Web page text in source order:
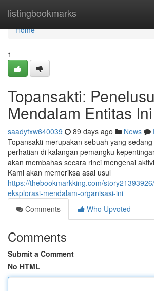
listingbookmarks
Home
Home
1
Topansakti:
Mendalam Entitas Ini
saadytxw640039 89 days ago News
Topansakti merupakan sebuah yang
perhatian di kalangan pemangku
akan membahas secara rinci mengenai
Kami akan memeriksa asal usul
https://thebookmarkking.com/
eksplorasi-mendalam-organisasi-ini
Comments
Who Upvoted
Comments
Submit a Comment
No HTML